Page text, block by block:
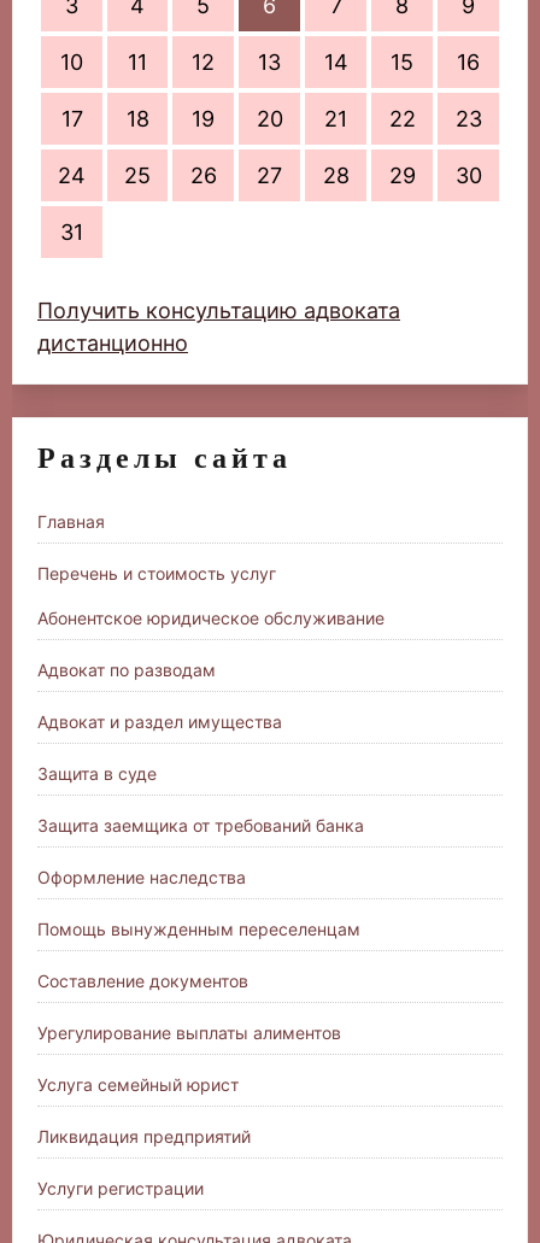
3 4 5 6 7 8 9
10 11 12 13 14 15 16
17 18 19 20 21 22 23
24 25 26 27 28 29 30
31
Получить консультацию адвоката
дистанционно
Разделы сайта
Главная
Перечень и стоимость услуг
Абонентское юридическое обслуживание
Адвокат по разводам
Адвокат и раздел имущества
Защита в суде
Защита заемщика от требований банка
Оформление наследства
Помощь вынужденным переселенцам
Составление документов
Урегулирование выплаты алиментов
Услуга семейный юрист
Ликвидация предприятий
Услуги регистрации